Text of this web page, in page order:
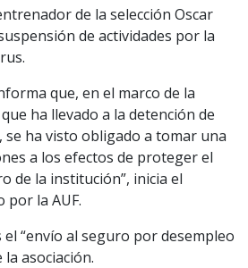
de la selección Oscar
de actividades por la
que, en el marco de la
ha llevado a la detención de
se ha visto obligado a tomar una
a los efectos de proteger el
de la institución”, inicia el
por la AUF.
“envío al seguro por desempleo
asociación.